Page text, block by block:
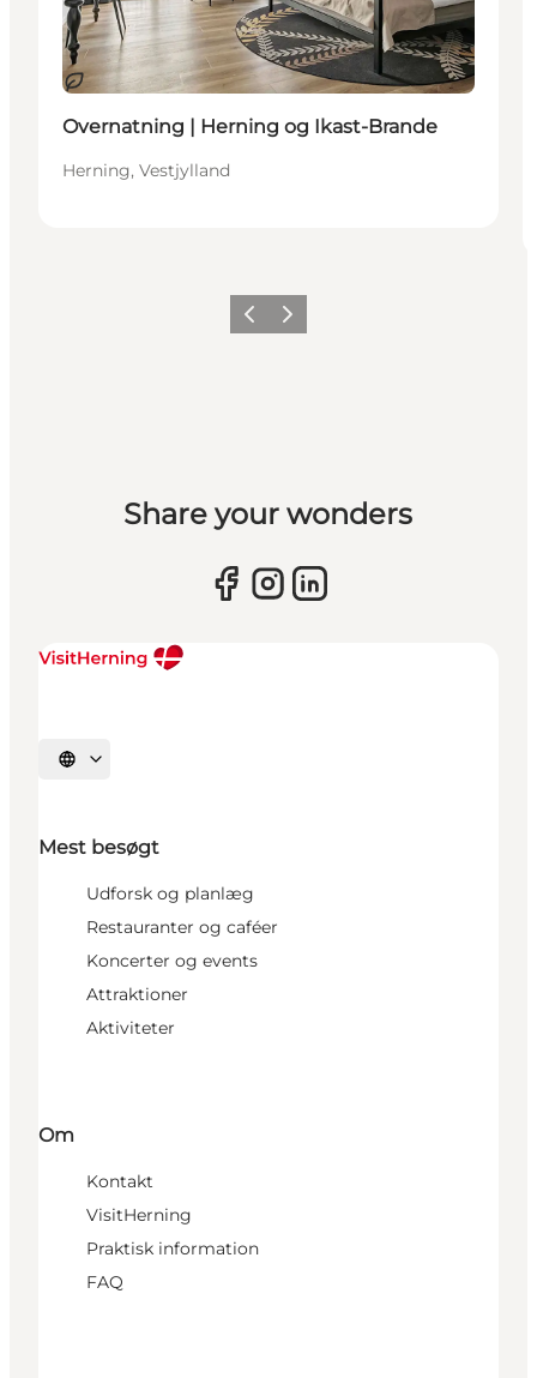
Bæredygtige oplevelser
Overnatning | Herning og Ikast-Brande
Herning, Vestjylland
Forrige billede
Næste billede
Share your wonders
Vælg sprog
Mest besøgt
Udforsk og planlæg
Restauranter og caféer
Koncerter og events
Attraktioner
Aktiviteter
Om
Kontakt
VisitHerning
Praktisk information
FAQ